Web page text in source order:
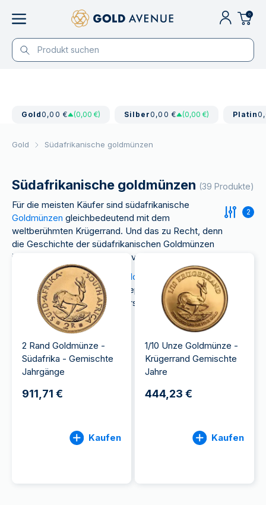
0
Gold0,00 € (0,00 €) Silber0,00 € (0,00 €) Platin
Gold Südafrikanische goldmünzen
Südafrikanische goldmünzen (39 Produkte)
Für die meisten Käufer sind südafrikanische
Goldmünzen gleichbedeutend mit dem
weltberühmten Krügerrand. Und das zu Recht, denn
die Geschichte der südafrikanischen Goldmünzen
ist eng mit der Erfolgsmünze verwoben.
Die berühmte
Krügerrand-Goldmünze
wurde
erstmals 1967 mit dem Ziel geprägt, das
südafrikanische Gold zu unterstützen.
2
2 Rand Goldmünze -
Südafrika - Gemischte
Jahrgänge
911,71 €
Kaufen
1/10 Unze Goldmünze -
Krügerrand Gemischte
Jahre
444,23 €
Kaufen